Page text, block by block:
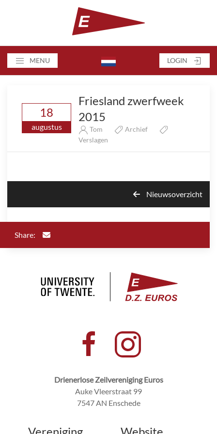
MENU LOGIN
18
augustus
Friesland zwerfweek
2015
Tom
Archief
Verslagen
Nieuwsoverzicht
Share:
Drienerlose Zeilvereniging Euros
Auke Vleerstraat 99
7547 AN Enschede
Vereniging Website